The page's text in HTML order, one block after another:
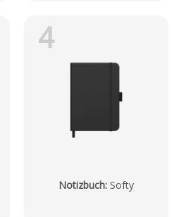
4
Notizbuch: Softy